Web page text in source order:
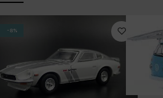
-8%